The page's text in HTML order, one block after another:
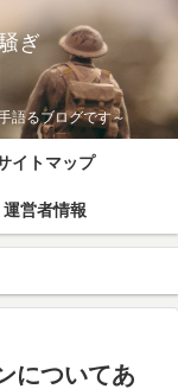
ぎ
語るブログです～
イトマップ
運営者情報
についてあ